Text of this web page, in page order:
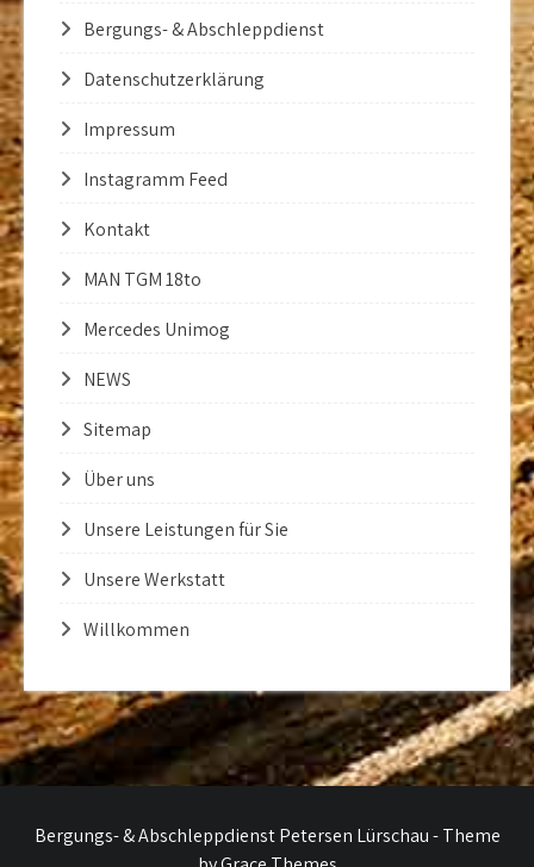
Bergungs- & Abschleppdienst
Datenschutzerklärung
Impressum
Instagramm Feed
Kontakt
MAN TGM 18to
Mercedes Unimog
NEWS
Sitemap
Über uns
Unsere Leistungen für Sie
Unsere Werkstatt
Willkommen
Bergungs- & Abschleppdienst Petersen Lürschau - Theme